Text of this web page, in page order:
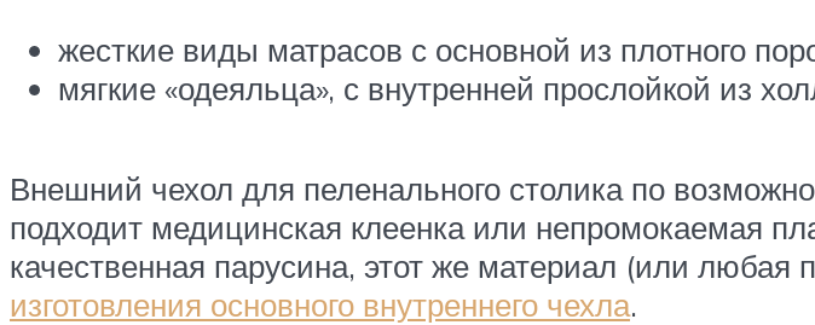
жесткие виды матрасов с основной из плотного
мягкие «одеяльца», с внутренней прослойкой из
Внешний чехол для пеленального столика по
подходит медицинская клеенка или непромокаемая
качественная парусина, этот же материал (или любая
изготовления основного внутреннего чехла.